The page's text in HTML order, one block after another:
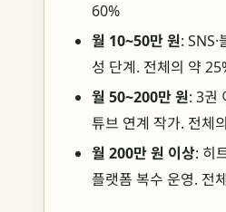
60%
월 10~50만 원:
성 단계. 전체의 약
월 50~200만 원: 3권
튜브 연계 작가. 전체
월 200만 원 이상: 히
플랫폼 복수 운영. 전